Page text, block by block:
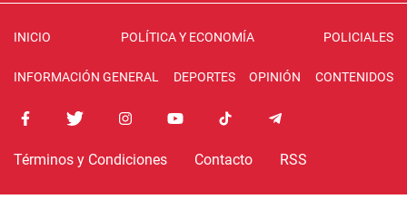
INICIO POLÍTICA Y ECONOMÍA POLICIALES
INFORMACIÓN GENERAL DEPORTES OPINIÓN CONTENIDOS
Términos y Condiciones Contacto RSS